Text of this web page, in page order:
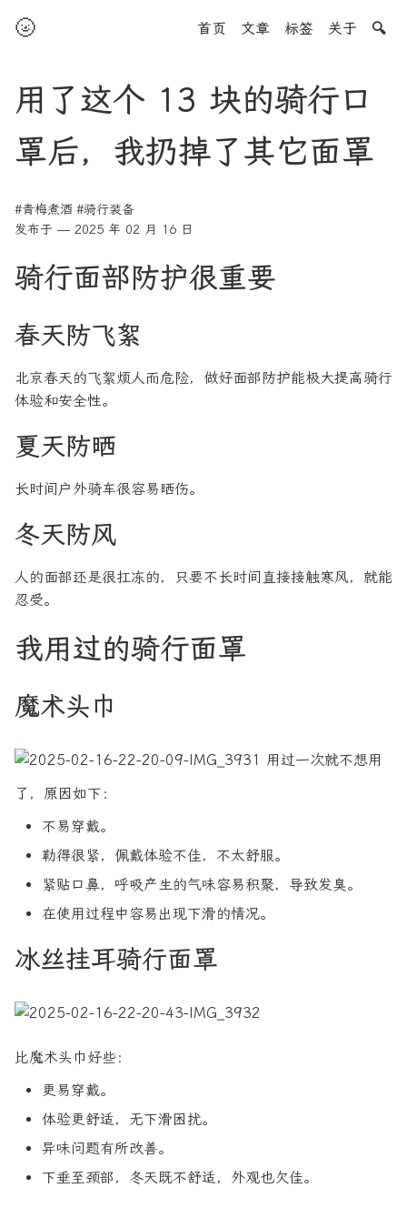
🌝 首页 文章 标签 关于 🔍
用了这个 13 块的骑行口
罩后，我扔掉了其它面罩
#青梅煮酒 #骑行装备
发布于 — 2025 年 02 月 16 日
骑行面部防护很重要
春天防飞絮
北京春天的飞絮烦人而危险，做好面部防护能极大提高骑行
体验和安全性。
夏天防晒
长时间户外骑车很容易晒伤。
冬天防风
人的面部还是很扛冻的，只要不长时间直接接触寒风，就能
忍受。
我用过的骑行面罩
魔术头巾
用过一次就不想用
了，原因如下：
不易穿戴。
勒得很紧，佩戴体验不佳，不太舒服。
紧贴口鼻，呼吸产生的气味容易积聚，导致发臭。
在使用过程中容易出现下滑的情况。
冰丝挂耳骑行面罩
比魔术头巾好些：
更易穿戴。
体验更舒适，无下滑困扰。
异味问题有所改善。
下垂至颈部，冬天既不舒适，外观也欠佳。